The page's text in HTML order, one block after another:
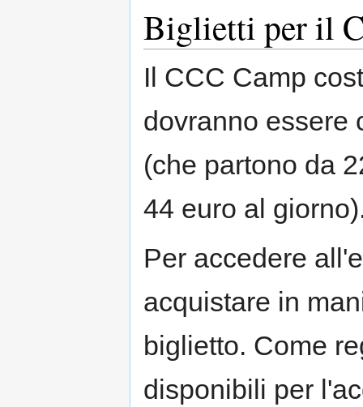
Biglietti per il
Il CCC Camp
dovranno essere
(che partono da
44 euro al
Per accedere
acquistare in
biglietto. Come
disponibili per